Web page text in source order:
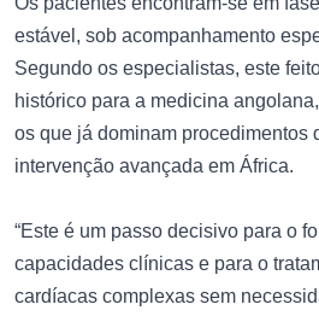
estável, sob acompanhamento
Segundo os especialistas, este
histórico para a medicina
os que já dominam procedimentos
intervenção avançada em África.
“Este é um passo decisivo para o
capacidades clínicas e para o
cardíacas complexas sem